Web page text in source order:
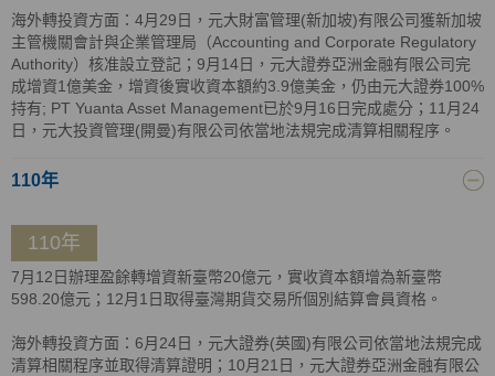
海外轉投資方面：4月29日，元大財富管理(新加坡)有限公司獲新加坡
主管機關會計與企業管理局（Accounting and Corporate Regulatory
Authority）核准設立登記；9月14日，元大證券亞洲金融有限公司完
成增資1億美金，增資後實收資本額約3.9億美金，仍由元大證券100%
持有; PT Yuanta Asset Management已於9月16日完成處分；11月24
日，元大投資管理(開曼)有限公司依當地法規完成清算相關程序。
110年
110年
7月12日辦理盈餘轉增資新臺幣20億元，實收資本額增為新臺幣
598.20億元；12月1日取得臺灣期貨交易所個別結算會員資格。
海外轉投資方面：6月24日，元大證券(英國)有限公司依當地法規完成
清算相關程序並取得清算證明；10月21日，元大證券亞洲金融有限公